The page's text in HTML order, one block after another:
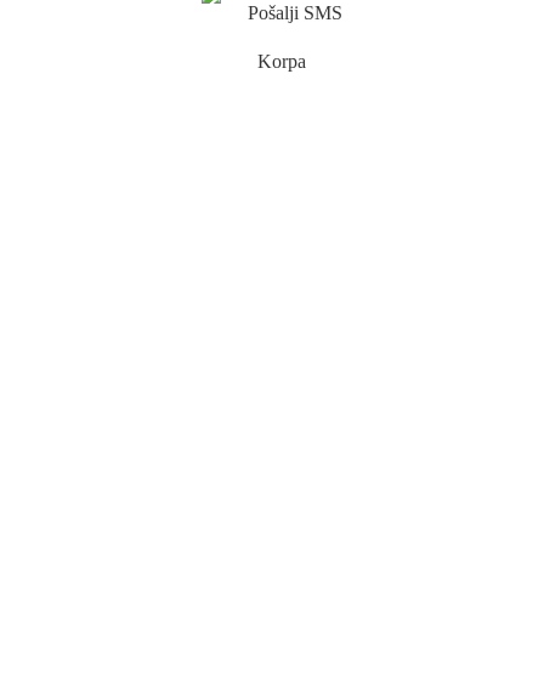
Pošalji SMS
Korpa